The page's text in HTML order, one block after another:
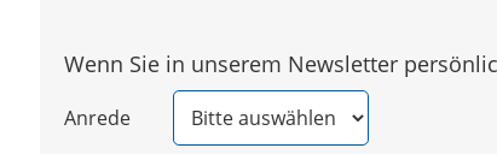
Wenn Sie in unserem Newsletter
Anrede